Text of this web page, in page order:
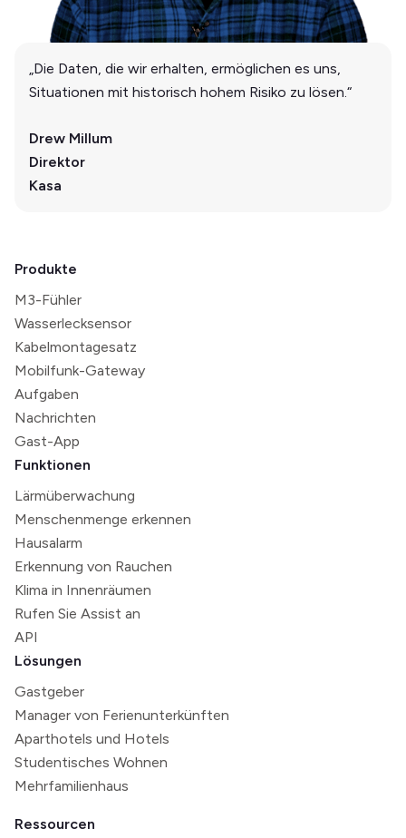
„Die Daten, die wir erhalten, ermöglichen es uns,
Situationen mit historisch hohem Risiko zu lösen.“
Drew Millum
Direktor
Kasa
Produkte
M3-Fühler
Wasserlecksensor
Kabelmontagesatz
Mobilfunk-Gateway
Aufgaben
Nachrichten
Gast-App
Funktionen
Lärmüberwachung
Menschenmenge erkennen
Hausalarm
Erkennung von Rauchen
Klima in Innenräumen
Rufen Sie Assist an
API
Lösungen
Gastgeber
Manager von Ferienunterkünften
Aparthotels und Hotels
Studentisches Wohnen
Mehrfamilienhaus
Ressourcen